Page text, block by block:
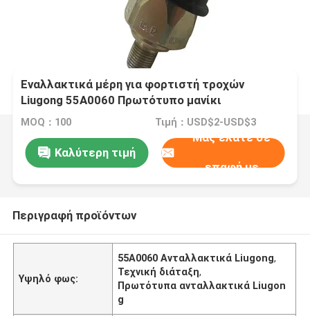
Εναλλακτικά μέρη για φορτιστή τροχών
Liugong 55A0060 Πρωτότυπο μανίκι
διασταύρωσης
MOQ：100 Τιμή：USD$2-USD$3
Καλύτερη τιμή
Μας ελάτε σε
επαφή με
Περιγραφή προϊόντων
Υψηλό φως:
55A0060 Ανταλλακτικά Liugong,
Τεχνική διάταξη,
Πρωτότυπα ανταλλακτικά Liugon
g